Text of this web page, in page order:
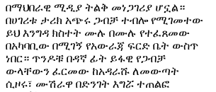
በማህበራዊ ሚዲያ ትልቅ መነጋገሪያ ሆኗል።
በሀገሪቱ ታሪክ አጭሩ ጋብቻ ተብሎ የሚገመተው
ይህ እንግዳ ክስተት ሙሉ በሙሉ የተፈጸመው
በአካባቢው በሚገኝ የአውራጃ ፍርድ ቤት ውስጥ
ነበር። ጥንዶቹ በዳኛ ፊት ይፋዊ የጋብቻ
ውላቸውን ፈርመው ከአዳራሹ ለመውጣት
ሲዞሩ፣ ሙሽራዋ በድንገት እግሯ ተጠልፎ